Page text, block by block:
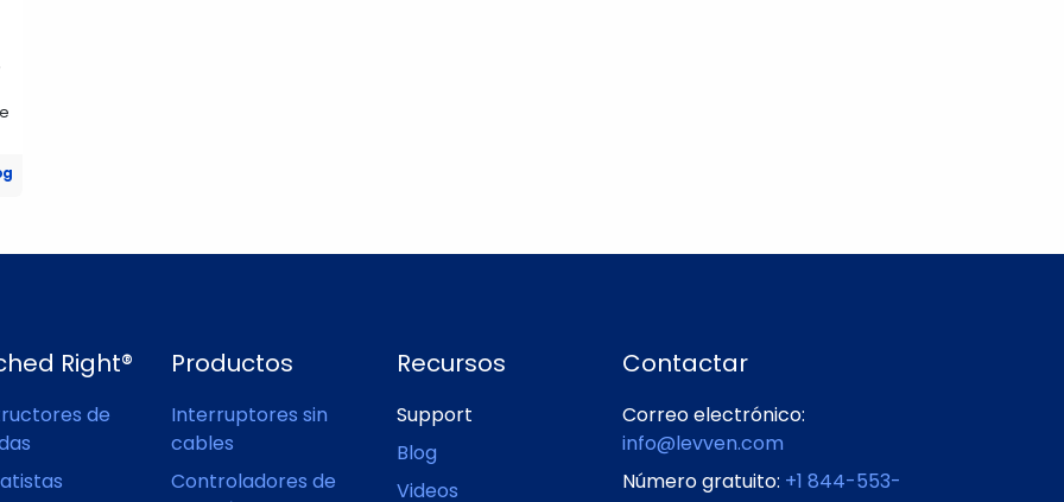
Right®
de
Productos
Interruptores sin
cables
Controladores de
Recursos
Support
Blog
Videos
Contactar
Correo electrónico:
info@levven.com
Número gratuito: +1 844-553-